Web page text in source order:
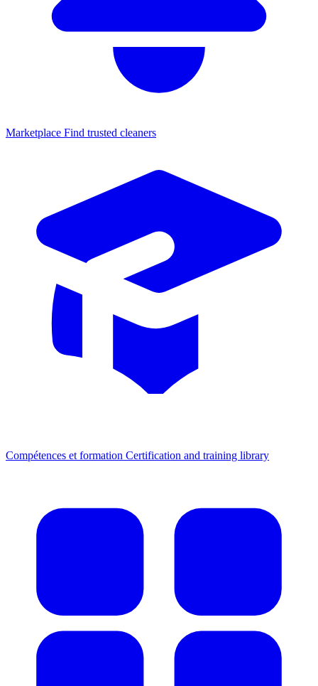
Marketplace Find trusted cleaners
Compétences et formation Certification and training library